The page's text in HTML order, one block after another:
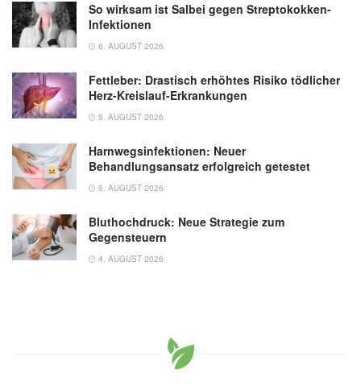
So wirksam ist Salbei gegen Streptokokken-
Infektionen
6. AUGUST 2026
Fettleber: Drastisch erhöhtes Risiko tödlicher
Herz-Kreislauf-Erkrankungen
5. AUGUST 2026
Harnwegsinfektionen: Neuer
Behandlungsansatz erfolgreich getestet
5. AUGUST 2026
Bluthochdruck: Neue Strategie zum
Gegensteuern
4. AUGUST 2026